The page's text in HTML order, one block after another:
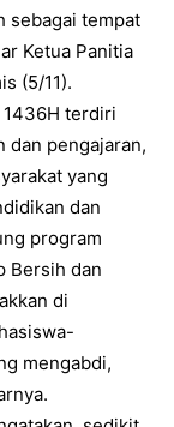
sebagai tempat
Ketua Panitia
(5/11).
1436H terdiri
dan pengajaran,
yang
dan
program
Bersih dan
di
mengabdi,